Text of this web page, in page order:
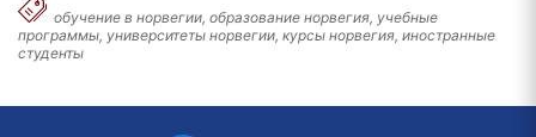
обучение в норвегии, образование норвегия, учебные
программы, университеты норвегии, курсы норвегия, иностранные
студенты